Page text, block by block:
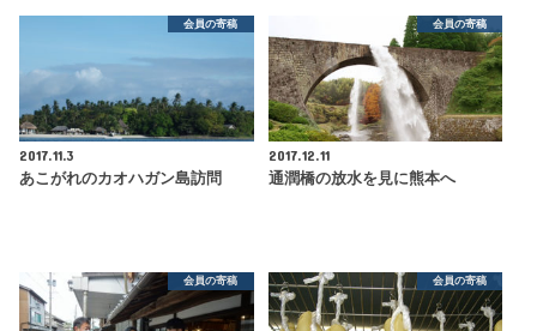
会員の寄稿
2017.11.3
あこがれのカオハガン島訪問
会員の寄稿
2017.12.11
通潤橋の放水を見に熊本へ
会員の寄稿 会員の寄稿